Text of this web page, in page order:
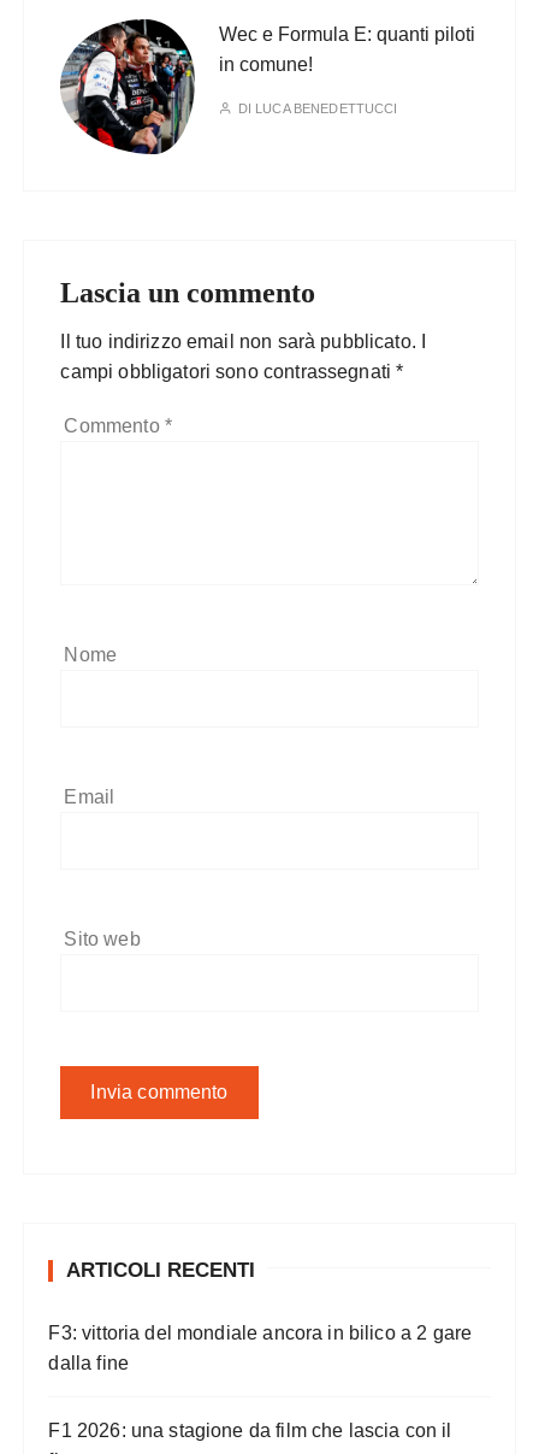
Wec e Formula E: quanti piloti
in comune!
DI LUCA BENEDETTUCCI
Lascia un commento
Il tuo indirizzo email non sarà pubblicato.
campi obbligatori sono contrassegnati*
Commento *
Nome
Email
Sito web
ARTICOLI RECENTI
F3: vittoria del mondiale ancora in bilico a 2 gare
dalla fine
F1 2026: una stagione da film che lascia con il